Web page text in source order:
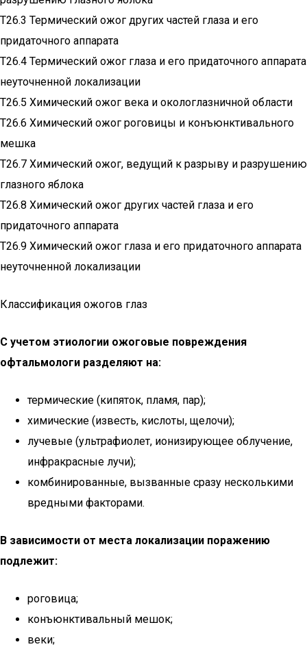
T26.3 Термический ожог других частей глаза и его
придаточного аппарата
T26.4 Термический ожог глаза и его придаточного аппарата
неуточненной локализации
T26.5 Химический ожог века и окологлазничной области
T26.6 Химический ожог роговицы и конъюнктивального
мешка
T26.7 Химический ожог, ведущий к разрыву и разрушению
глазного яблока
T26.8 Химический ожог других частей глаза и его
придаточного аппарата
T26.9 Химический ожог глаза и его придаточного аппарата
неуточненной локализации
Классификация ожогов глаз
С учетом этиологии ожоговые повреждения
офтальмологи разделяют на:
термические (кипяток, пламя, пар);
химические (известь, кислоты, щелочи);
лучевые (ультрафиолет, ионизирующее облучение,
инфракрасные лучи);
комбинированные, вызванные сразу несколькими
вредными факторами.
В зависимости от места локализации поражению
подлежит:
роговица;
конъюнктивальный мешок;
веки;